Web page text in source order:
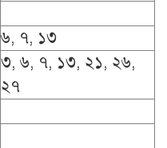
৬, ৭, ১৩
৩, ৬, ৭, ১৩, ২১, ২৬,
২৭